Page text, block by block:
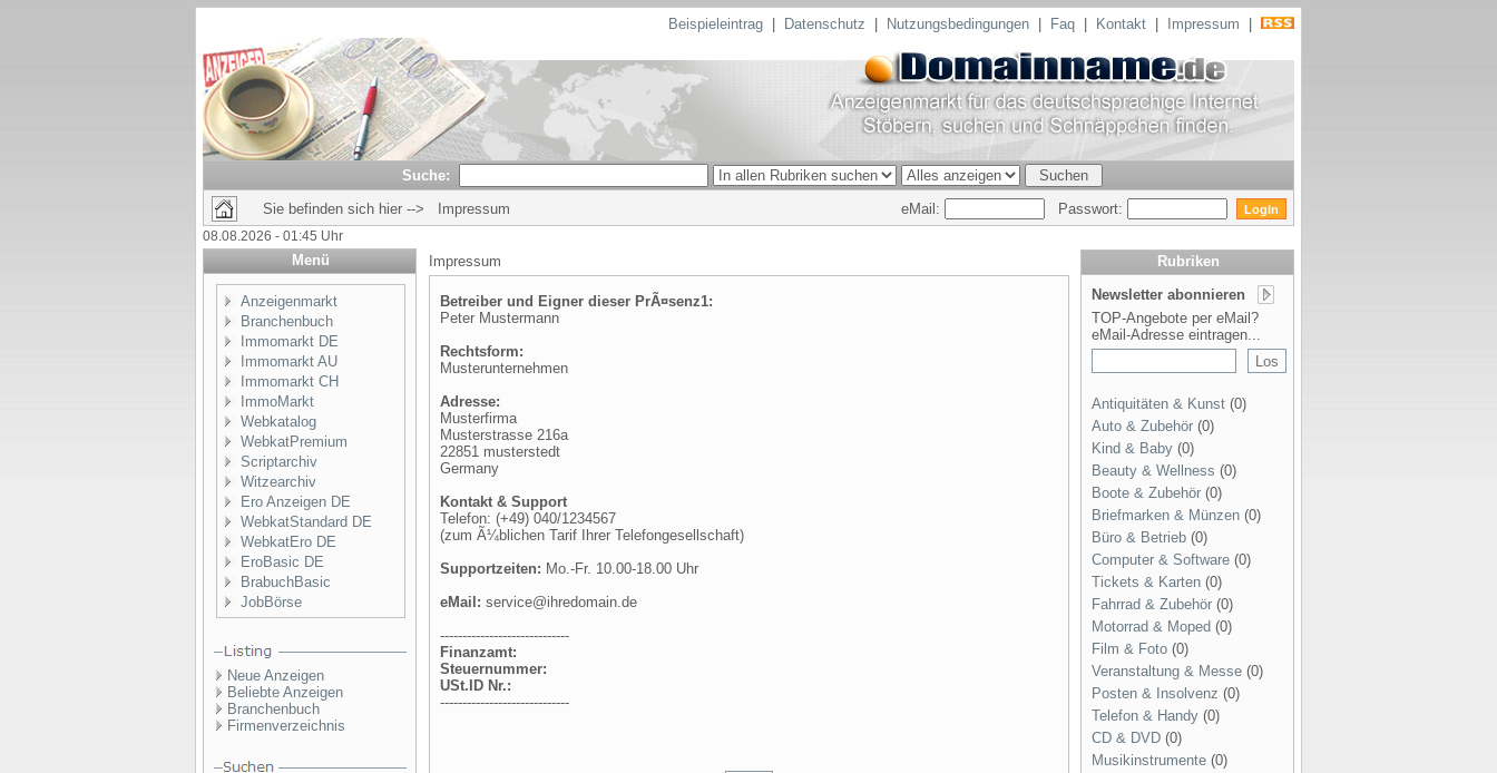
Beispieleintrag Datenschutz Nutzungsbedingungen Faq Kontakt Impressum
Suche:
Sie befinden sich hier --> Impressum
eMail: Passwort:
08.08.2026 - 01:45 Uhr
Menü
Anzeigenmarkt
Branchenbuch
Immomarkt DE
Immomarkt AU
Immomarkt CH
ImmoMarkt
Webkatalog
WebkatPremium
Scriptarchiv
Witzearchiv
Ero Anzeigen DE
WebkatStandard DE
WebkatEro DE
EroBasic DE
BrabuchBasic
JobBörse
Neue Anzeigen
Beliebte Anzeigen
Branchenbuch
Firmenverzeichnis
Impressum
Betreiber und Eigner dieser PrÃ¤senz1:
Peter Mustermann
Rechtsform:
Musterunternehmen
Adresse:
Musterfirma
Musterstrasse 216a
22851 musterstedt
Germany
Kontakt & Support
Telefon: (+49) 040/1234567
(zum Ã¼blichen Tarif Ihrer Telefongesellschaft)
Supportzeiten: Mo.-Fr. 10.00-18.00 Uhr
eMail: service@ihredomain.de
-----------------------------
Finanzamt:
Steuernummer:
USt.ID Nr.:
-----------------------------
Rubriken
Newsletter abonnieren
TOP-Angebote per eMail?
eMail-Adresse eintragen...
Antiquitäten & Kunst (0)
Auto & Zubehör (0)
Kind & Baby (0)
Beauty & Wellness (0)
Boote & Zubehör (0)
Briefmarken & Münzen (0)
Büro & Betrieb (0)
Computer & Software (0)
Tickets & Karten (0)
Fahrrad & Zubehör (0)
Motorrad & Moped (0)
Film & Foto (0)
Veranstaltung & Messe (0)
Posten & Insolvenz (0)
Telefon & Handy (0)
CD & DVD (0)
Musikinstrumente (0)